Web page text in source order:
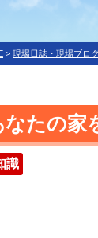
> 現場日誌・現場ブロ
なたの家
識